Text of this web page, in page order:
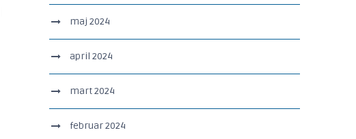
maj 2024
april 2024
mart 2024
februar 2024